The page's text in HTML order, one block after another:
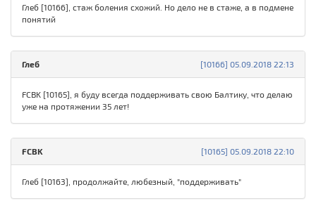
Глеб [10166], стаж боления схожий. Но дело не в стаже, а в подмене
понятий
[10166] 05.09.2018 22:13
Глеб
FСBK [10165], я буду всегда поддерживать свою Балтику, что делаю
уже на протяжении 35 лет!
[10165] 05.09.2018 22:10
FСBK
Глеб [10163], продолжайте, любезный, "поддерживать"